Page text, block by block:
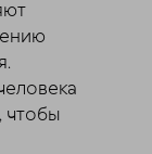
чтобы